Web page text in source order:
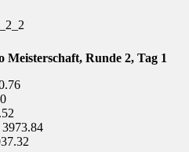
Runde 2, Tag 1